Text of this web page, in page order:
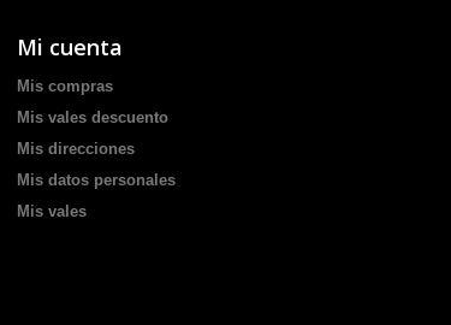
Mi cuenta
Mis compras
Mis vales descuento
Mis direcciones
Mis datos personales
Mis vales